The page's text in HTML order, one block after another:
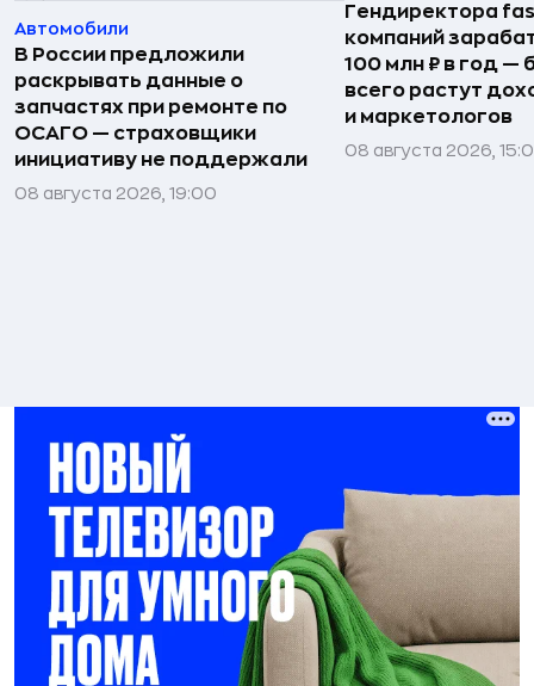
Автомобили
В России предложили
раскрывать данные о
запчастях при ремонте по
ОСАГО — страховщики
инициативу не поддержали
08 августа 2026, 19:00
Гендиректора
компаний
100 млн ₽ в год —
всего растут
и маркетологов
08 августа 2026,